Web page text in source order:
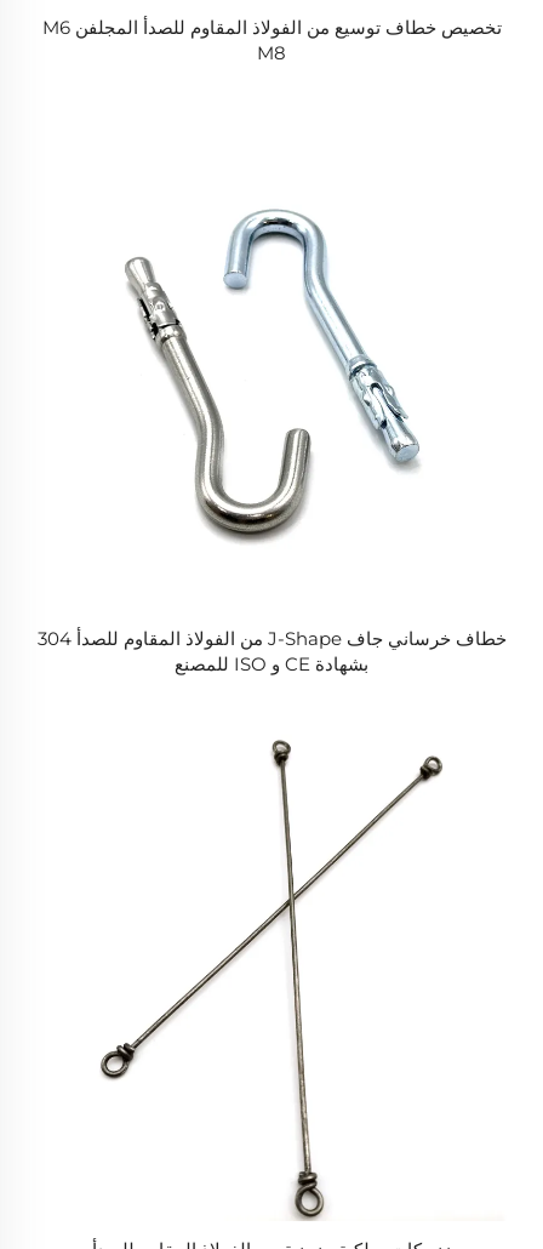
تخصيص خطاف توسيع من الفولاذ المقاوم للصدأ المجلفن M6
M8
خطاف خرساني جاف J-Shape من الفولاذ المقاوم للصدأ 304
بشهادة CE و ISO للمصنع